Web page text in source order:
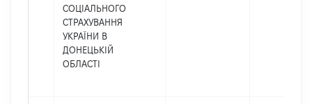
СОЦІАЛЬНОГО
СТРАХУВАННЯ
УКРАЇНИ В
ДОНЕЦЬКІЙ
ОБЛАСТІ